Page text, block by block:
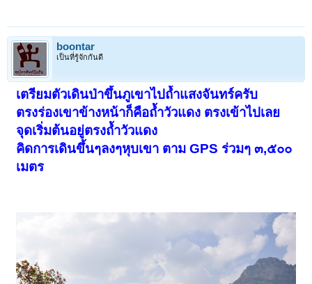
boontar
เป็นที่รู้จักกันดี
เตรียมตัวเดินป่าขึ้นภูเขาไปถ้ำแสงจันทร์ครับ
ตรงร่องเขาข้างหน้าก็คือถ้ำวัวแดง ตรงเข้าไปเลย
จุดเริ่มต้นอยู่ตรงถ้ำวัวแดง
คิดการเดินขึ้นๆลงๆหุบเขา ตาม GPS ร่วมๆ ๓,๕๐๐
เมตร